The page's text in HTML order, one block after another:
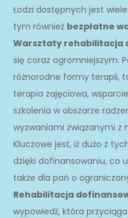
Łodzi dostępnych jest
tym również bezpłatne
Warsztaty rehabilitacja
się coraz ogromniejszym.
różnorodne formy terapii,
terapia zajęciowa,
szkolenia w obszarze
wyzwaniami związanymi z
Kluczowe jest, iż dużo z
dzięki dofinansowaniu, co
także dla pań o
Rehabilitacja
wypowiedź, która